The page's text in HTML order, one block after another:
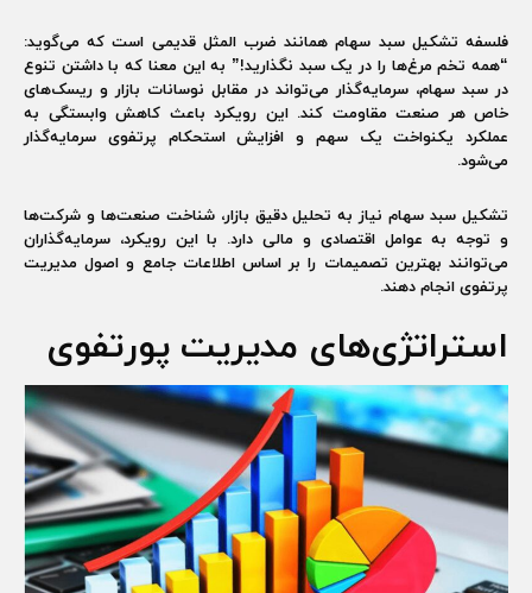
فلسفه تشکیل سبد سهام همانند ضرب المثل قدیمی است که می‌گوید:
“همه تخم مرغ‌ها را در یک سبد نگذارید!” به این معنا که با داشتن تنوع
در سبد سهام، سرمایه‌گذار می‌تواند در مقابل نوسانات بازار و ریسک‌های
خاص هر صنعت مقاومت کند. این رویکرد باعث کاهش وابستگی به
عملکرد یکنواخت یک سهم و افزایش استحکام پرتفوی سرمایه‌گذار
می‌شود.
تشکیل سبد سهام نیاز به تحلیل دقیق بازار، شناخت صنعت‌ها و شرکت‌ها
و توجه به عوامل اقتصادی و مالی دارد. با این رویکرد، سرمایه‌گذاران
می‌توانند بهترین تصمیمات را بر اساس اطلاعات جامع و اصول مدیریت
پرتفوی انجام دهند.
استراتژی‌های مدیریت پورتفوی